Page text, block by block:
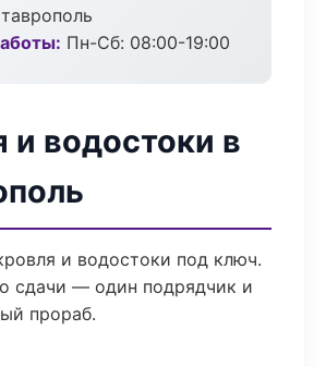
Пн-Сб: 08:00-19:00
и водостоки в
и водостоки под ключ.
сдачи — один подрядчик и
прораб.